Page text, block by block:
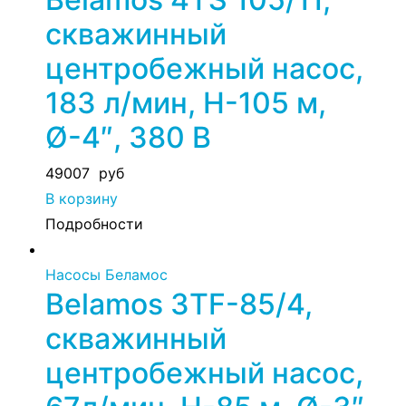
скважинный
центробежный насос,
183 л/мин, Н-105 м,
Ø-4″, 380 В
49007 руб
В корзину
Подробности
Насосы Беламос
Belamos 3TF-85/4,
скважинный
центробежный насос,